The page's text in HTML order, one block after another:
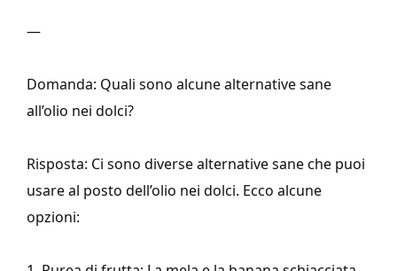
—
Domanda: Quali sono alcune alternative sane
all’olio nei dolci?
Risposta: Ci sono diverse alternative sane che puoi
usare al posto dell’olio nei dolci. Ecco alcune
opzioni: